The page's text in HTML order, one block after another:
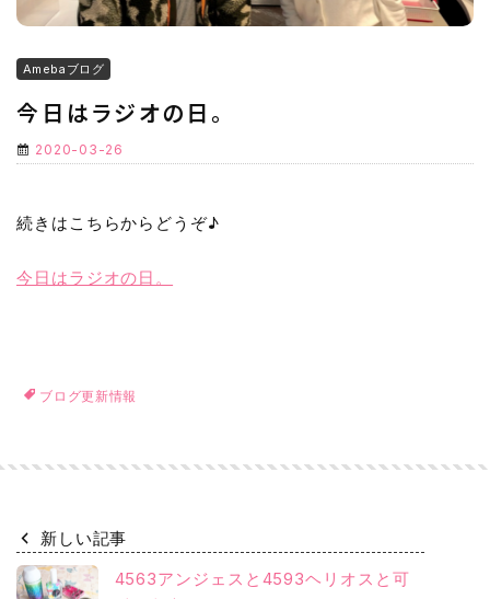
Amebaブログ
今日はラジオの日。
2020-03-26
続きはこちらからどうぞ♪
今日はラジオの日。
ブログ更新情報
新しい記事
4563アンジェスと4593ヘリオスと可